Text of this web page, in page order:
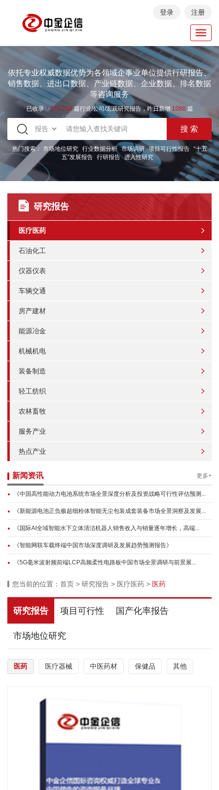
登录 注册
依托专业权威数据优势为各领域企事业单位提供行研报告、
销售数据、进出口数据、产业链数据、企业数据、排名数据
等咨询服务
已收录7.973.258篇行业/公司/宏观研究报告，昨日新增 1088 篇
热门搜索： 市场地位研究 行业数据分析 市场调研 项目可行性报告
“十五
五”发展报告 行研报告 进入性研究
研究报告
医疗医药
石油化工
仪器仪表
车辆交通
房产建材
能源冶金
机械机电
装备制造
轻工纺织
农林畜牧
服务产业
热点产业
新闻资讯 更多+
《中国高性能动力电池系统市场全景深度分析及投资战略可行性评估预测...
《新能源电池正负极超细粉体智能无尘包装成套装备市场全景洞察及发展...
《国际AI全域智能水下立体清洁机器人销售收入与销量逐年增长，高端...
《智能网联车载终端中国市场深度调研及发展趋势预测报告》
《5G毫米波射频前端LCP高频柔性电路板中国市场全景调研与前景展...
您当前的位置： 首页 > 研究报告 > 医疗医药 > 医药
研究报告 项目可行性 国产化率报告
市场地位研究
医药 医疗器械 中医药材 保健品 其他